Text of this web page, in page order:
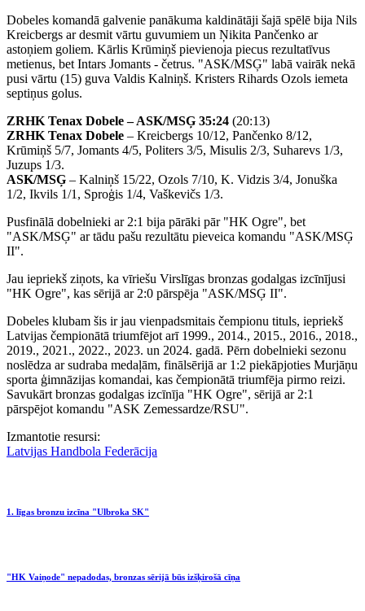
Dobeles komandā galvenie panākuma kaldinātāji šajā spēlē bija Nils
Kreicbergs ar desmit vārtu guvumiem un Ņikita Pančenko ar
astoņiem goliem. Kārlis Krūmiņš pievienoja piecus rezultatīvus
metienus, bet Intars Jomants - četrus. "ASK/MSĢ" labā vairāk nekā
pusi vārtu (15) guva Valdis Kalniņš. Kristers Rihards Ozols iemeta
septiņus golus.
ZRHK Tenax Dobele – ASK/MSĢ 35:24 (20:13)
ZRHK Tenax Dobele – Kreicbergs 10/12, Pančenko 8/12,
Krūmiņš 5/7, Jomants 4/5, Politers 3/5, Misulis 2/3, Suharevs 1/3,
Juzups 1/3.
ASK/MSĢ – Kalniņš 15/22, Ozols 7/10, K. Vidzis 3/4, Jonuška
1/2, Ikvils 1/1, Sproģis 1/4, Vaškevičs 1/3.
Pusfinālā dobelnieki ar 2:1 bija pārāki pār "HK Ogre", bet
"ASK/MSĢ" ar tādu pašu rezultātu pieveica komandu "ASK/MSĢ
II".
Jau iepriekš ziņots, ka vīriešu Virslīgas bronzas godalgas izcīnījusi
"HK Ogre", kas sērijā ar 2:0 pārspēja "ASK/MSĢ II".
Dobeles klubam šis ir jau vienpadsmitais čempionu tituls, iepriekš
Latvijas čempionātā triumfējot arī 1999., 2014., 2015., 2016., 2018.,
2019., 2021., 2022., 2023. un 2024. gadā. Pērn dobelnieki sezonu
noslēdza ar sudraba medaļām, finālsērijā ar 1:2 piekāpjoties Murjāņu
sporta ģimnāzijas komandai, kas čempionātā triumfēja pirmo reizi.
Savukārt bronzas godalgas izcīnīja "HK Ogre", sērijā ar 2:1
pārspējot komandu "ASK Zemessardze/RSU".
Izmantotie resursi:
Latvijas Handbola Federācija
1. līgas bronzu izcīna "Ulbroka SK"
"HK Vaiņode" nepadodas, bronzas sērijā būs izšķirošā cīņa